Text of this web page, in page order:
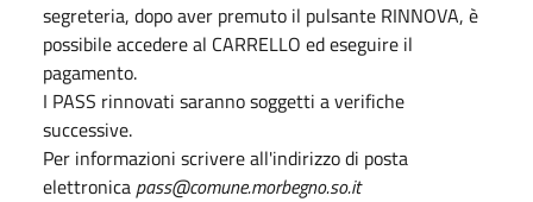
segreteria, dopo aver premuto il pulsante RINNOVA, è
possibile accedere al CARRELLO ed eseguire il
pagamento.
I PASS rinnovati saranno soggetti a verifiche
successive.
Per informazioni scrivere all'indirizzo di posta
elettronica pass@comune.morbegno.so.it